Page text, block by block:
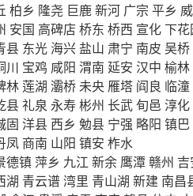
柏乡 隆尧 巨鹿新河 广宗 平乡
安国 高碑店 桥东 桥西 宣化下花
县 东光 海兴 盐山 肃宁 南皮 吴桥
川 宝鸡 咸阳 渭南 延安 汉中 榆林
林莲湖 灞桥未央 雁塔 阎良 临潼
县礼泉 永寿彬州 长武旬邑 淳化
固 洋县 西乡 勉县 宁强 略阳 镇巴
凤 商南 山阳 镇安 柞水
德镇萍乡 九江 新余 鹰潭赣州
湖 青云谱湾里 青山湖 新建 南昌